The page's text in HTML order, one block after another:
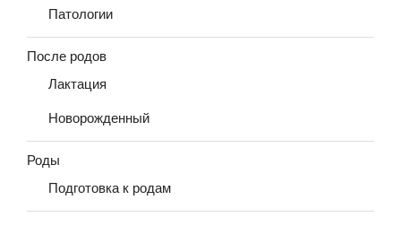
Патологии
После родов
Лактация
Новорожденный
Роды
Подготовка к родам